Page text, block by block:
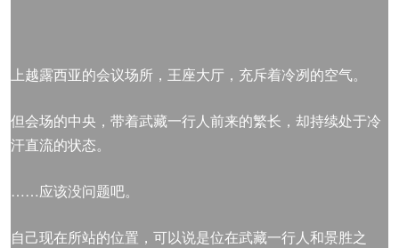
上越露西亚的会议场所，王座大厅，充斥着冷冽的空气。
但会场的中央，带着武藏一行人前来的繁长，却持续处于冷
汗直流的状态。
……应该没问题吧。
自己现在所站的位置，可以说是位在武藏一行人和景胜之